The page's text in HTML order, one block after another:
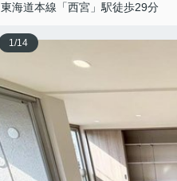
東海道本線「西宮」駅徒歩29分
1/14